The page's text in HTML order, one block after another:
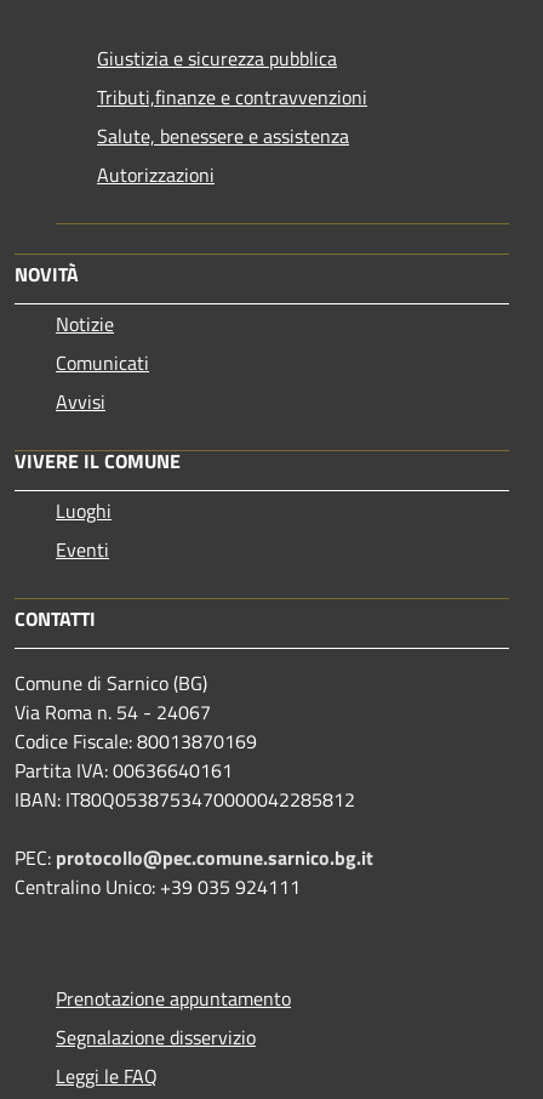
Giustizia e sicurezza pubblica
Tributi,finanze e contravvenzioni
Salute, benessere e assistenza
Autorizzazioni
NOVITÀ
Notizie
Comunicati
Avvisi
VIVERE IL COMUNE
Luoghi
Eventi
CONTATTI
Comune di Sarnico (BG)
Via Roma n. 54 - 24067
Codice Fiscale: 80013870169
Partita IVA: 00636640161
IBAN: IT80Q0538753470000042285812
PEC: protocollo@pec.comune.sarnico.bg.it
Centralino Unico: +39 035 924111
Prenotazione appuntamento
Segnalazione disservizio
Leggi le FAQ